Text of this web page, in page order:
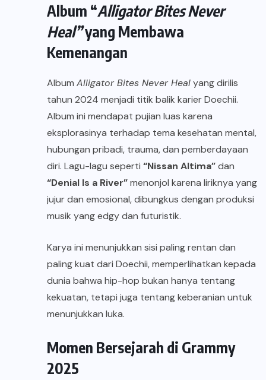
Album “Alligator Bites Never
Heal”yang Membawa
Kemenangan
Album Alligator Bites Never Healyang dirilis
tahun 2024 menjadi titik balik karier Doechii.
Album ini mendapat pujian luas karena
eksplorasinya terhadap tema kesehatan mental,
hubungan pribadi, trauma, dan pemberdayaan
diri. Lagu-lagu seperti “Nissan Altima”dan
“Denial Is a River”menonjol karena liriknya yang
jujur dan emosional, dibungkus dengan produksi
musik yang edgy dan futuristik.
Karya ini menunjukkan sisi paling rentan dan
paling kuat dari Doechii, memperlihatkan kepada
dunia bahwa hip-hop bukan hanya tentang
kekuatan, tetapi juga tentang keberanian untuk
menunjukkan luka.
Momen Bersejarah di Grammy
2025